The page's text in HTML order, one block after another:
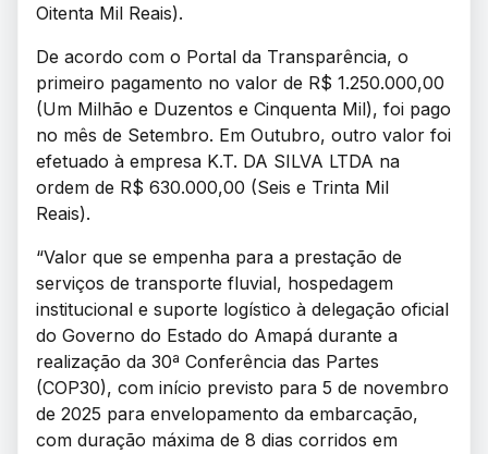
Oitenta Mil Reais).
De acordo com o Portal da Transparência, o
primeiro pagamento no valor de R$ 1.250.000,00
(Um Milhão e Duzentos e Cinquenta Mil), foi pago
no mês de Setembro. Em Outubro, outro valor foi
efetuado à empresa K.T. DA SILVA LTDA na
ordem de R$ 630.000,00 (Seis e Trinta Mil
Reais).
“Valor que se empenha para a prestação de
serviços de transporte fluvial, hospedagem
institucional e suporte logístico à delegação oficial
do Governo do Estado do Amapá durante a
realização da 30ª Conferência das Partes
(COP30), com início previsto para 5 de novembro
de 2025 para envelopamento da embarcação,
com duração máxima de 8 dias corridos em